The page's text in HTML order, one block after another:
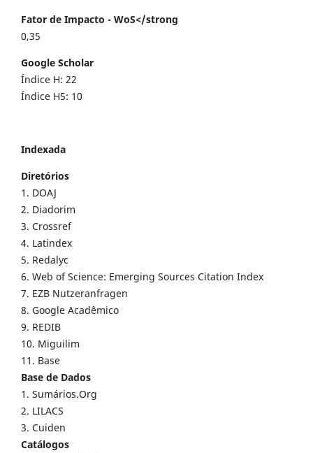
Fator de Impacto - WoS</strong
0,35
Google Scholar
Índice H: 22
Índice H5: 10
Indexada
Diretórios
1. DOAJ
2. Diadorim
3. Crossref
4. Latindex
5. Redalyc
6. Web of Science: Emerging Sources Citation Index
7. EZB Nutzeranfragen
8. Google Acadêmico
9. REDIB
10. Miguilim
11. Base
Base de Dados
1. Sumários.Org
2. LILACS
3. Cuiden
Catálogos